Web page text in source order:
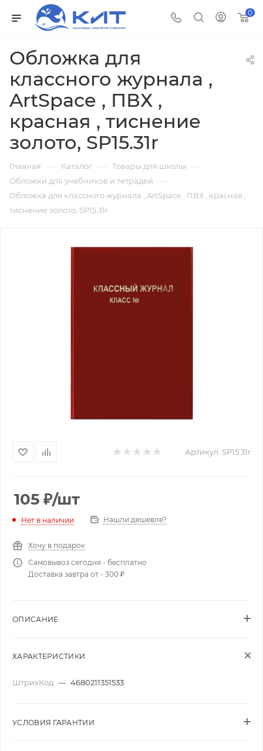
0
Обложка для
классного журнала ,
ArtSpace , ПВХ ,
красная , тиснение
золото, SP15.31r
Главная — Каталог — Товары для школы —
Обложки для учебников и тетрадей —
Обложка для классного журнала , ArtSpace , ПВХ , красная ,
тиснение золото, SP15.31r
Артикул: SP15.31r
105 ₽/шт
Нет в наличии Нашли дешевле?
Хочу в подарок
Самовывоз сегодня - бесплатно
Доставка завтра от - 300 ₽
ОПИСАНИЕ
ХАРАКТЕРИСТИКИ
ШтрихКод — 4680211351533
УСЛОВИЯ ГАРАНТИИ